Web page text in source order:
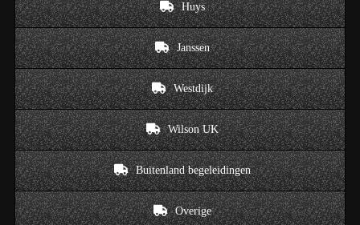
Huys
Janssen
Westdijk
Wilson UK
Buitenland begeleidingen
Overige